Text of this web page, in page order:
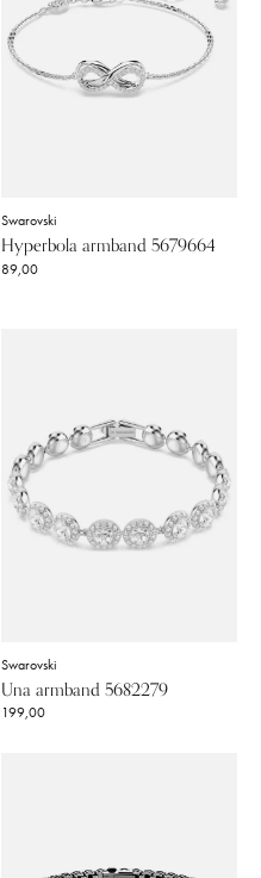
Swarovski
Hyperbola armband 5679664
89,00
Swarovski
Una armband 5682279
199,00